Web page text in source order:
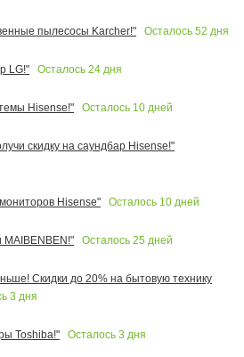
пылесосы Karcher!"
Осталось 52 дня
LG!"
Осталось 24 дня
Hisense!"
Осталось 10 дней
скидку на саундбар Hisense!"
Hisense"
Осталось 10 дней
Осталось 25 дней
Скидки до 20% на бытовую технику
3 дня
Toshiba!"
Осталось 3 дня